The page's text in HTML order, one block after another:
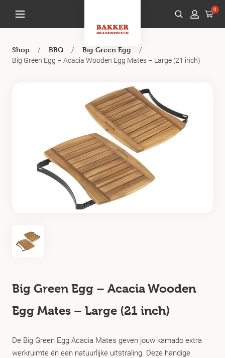
0
Shop / BBQ / Big Green Egg
/
Big Green Egg – Acacia Wooden Egg Mates – Large (21 inch)
Big Green Egg – Acacia Wooden
Egg Mates – Large (21 inch)
De Big Green Egg Acacia Mates geven jouw kamado extra
werkruimte én een natuurlijke uitstraling. Deze handige